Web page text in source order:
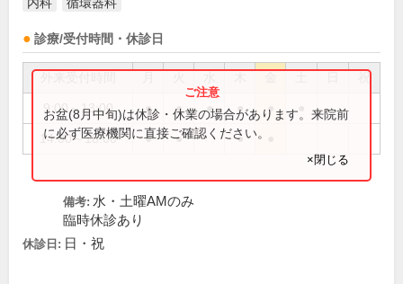
診療/受付時間・休診日
祝
9:00～13:00 ● ● ● ● ●
14:00～18:00 ● ● ●
お盆(8月中旬)は休診・休業の場合があります。来院前
に必ず医療機関に直接ご確認ください。
×閉じる
備考: 水・土曜AMのみ
臨時休診あり
休診日: 日・祝